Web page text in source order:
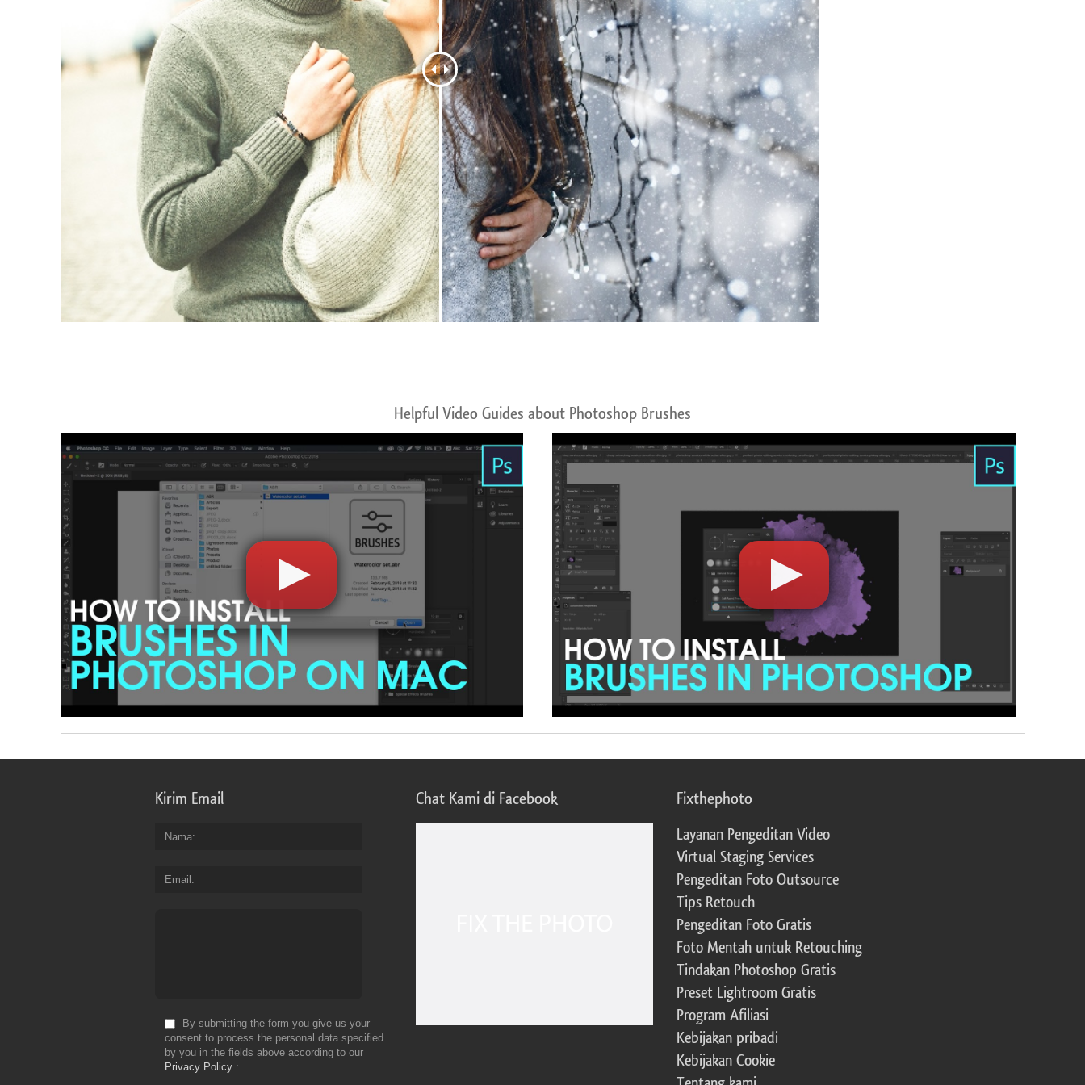
Layanan Perbaikan Produk Layanan Retouching Perhiasan Data Pelatihan AI Video Editing Services
Helpful Video Guides about Photoshop Brushes
Kirim Email
Nama
Email
By submitting the form you give us your
consent to process the personal data specified
by you in the fields above according to our
Privacy Policy
Chat Kami di Facebook Fixthephoto
Layanan Pengeditan Video
Virtual Staging Services
Pengeditan Foto Outsource
Tips Retouch
Pengeditan Foto Gratis
Foto Mentah untuk Retouching
Tindakan Photoshop Gratis
Preset Lightroom Gratis
Program Afiliasi
Kebijakan pribadi
Kebijakan Cookie